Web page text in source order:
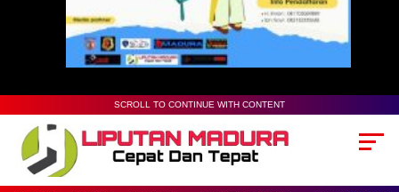
SCROLL TO CONTINUE WITH CONTENT